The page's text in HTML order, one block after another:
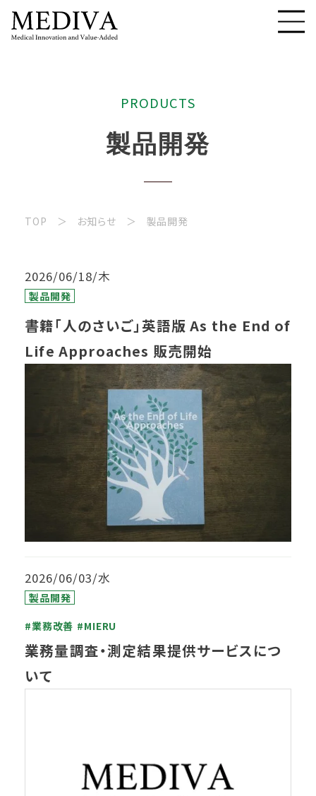
PRODUCTS
製品 開発
TOP お知らせ 製品開発
2026/06/18/木
製品開発
書籍「人のさいご」英語版 As the End of
Life Approaches 販売開始
2026/06/03/水
製品開発
#業務改善 #MIERU
業務量調査・測定結果提供サービスにつ
いて